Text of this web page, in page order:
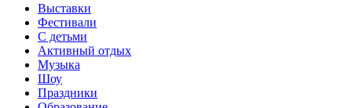
Выставки
Фестивали
С детьми
Активный отдых
Музыка
Шоу
Праздники